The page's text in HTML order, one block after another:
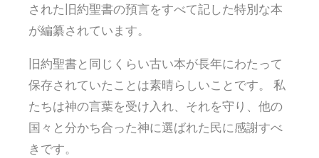
された旧約聖書の預言をすべて記した特別な本
が編纂されています。
旧約聖書と同じくらい古い本が長年にわたって
保存されていたことは素晴らしいことです。 私
たちは神の言葉を受け入れ、それを守り、他の
国々と分かち合った神に選ばれた民に感謝すべ
きです。